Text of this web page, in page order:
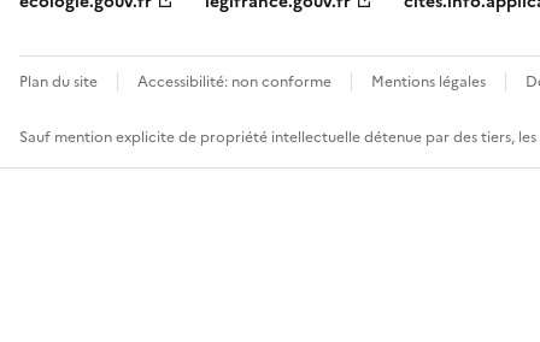
Plan du site Accessibilité: non conforme Mentions légales
Sauf mention explicite de propriété intellectuelle détenue par des tiers,